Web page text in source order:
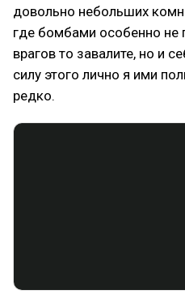
довольно небольших
где бомбами особенно не
врагов то завалите, но и
силу этого лично я ими
редко.